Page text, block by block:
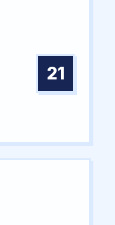
21